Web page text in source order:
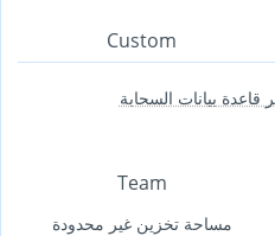
Custom
بيانات السحابة
Team
مساحة تخزين غير محدودة